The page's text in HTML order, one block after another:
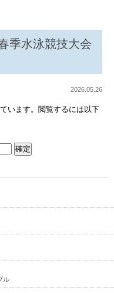
季水泳競技大会
2026.05.26
います。閲覧するには以下
ル